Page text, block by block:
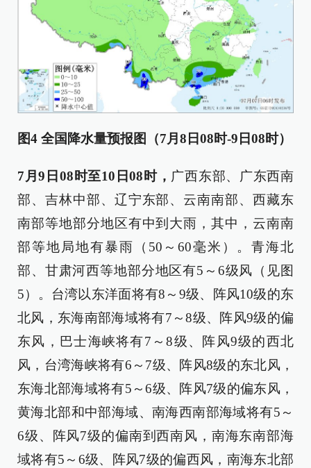
图4 全国降水量预报图（7月8日08时-9日08时）
7月9日08时至10日08时， 广西东部、广东西南
部、吉林中部、辽宁东部、云南南部、西藏东
南部等地部分地区有中到大雨，其中，云南南
部等地局地有暴雨（50～60毫米）。青海北
部、甘肃河西等地部分地区有5～6级风（见图
5）。台湾以东洋面将有8～9级、阵风10级的东
北风，东海南部海域将有7～8级、阵风9级的偏
东风，巴士海峡将有7～8级、阵风9级的西北
风，台湾海峡将有6～7级、阵风8级的东北风，
东海北部海域将有5～6级、阵风7级的偏东风，
黄海北部和中部海域、南海西南部海域将有5～
6级、阵风7级的偏南到西南风，南海东南部海
域将有5～6级、阵风7级的偏西风，南海东北部